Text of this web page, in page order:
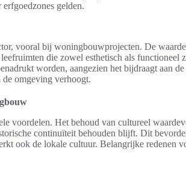
gelden.
vooral bij woningbouwprojecten. De
die zowel esthetisch als functioneel
worden, aangezien het bijdraagt aan
de omgeving verhoogt.
voordelen. Het behoud van cultureel
continuïteit behouden blijft. Dit
ook de lokale cultuur. Belangrijke redenen